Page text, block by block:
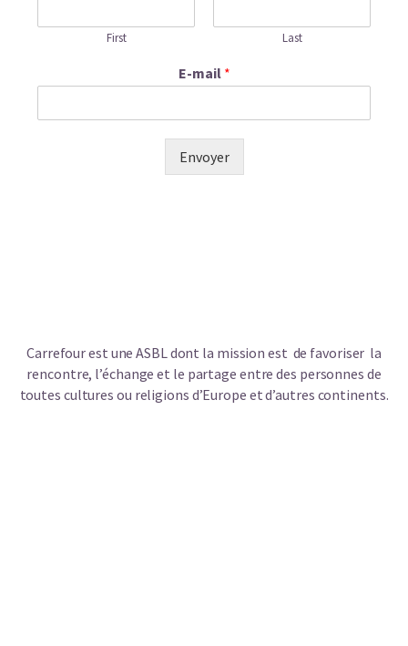
First Last
E-mail *
Envoyer
Carrefour est une ASBL dont la mission est de favoriser la
rencontre, l’échange et le partage entre des personnes de
toutes cultures ou religions d’Europe et d’autres continents.